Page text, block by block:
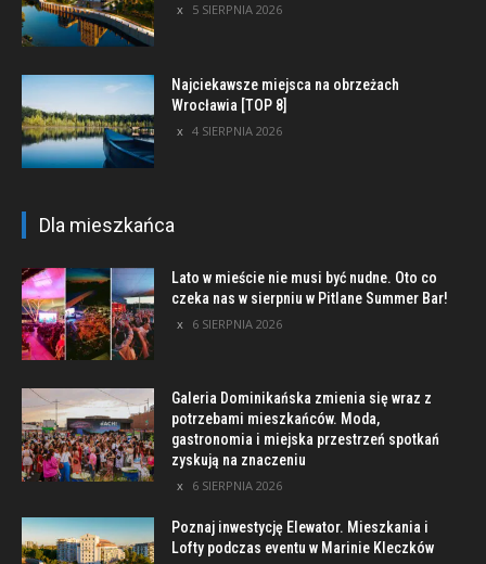
5 SIERPNIA 2026
Najciekawsze miejsca na obrzeżach
Wrocławia [TOP 8]
4 SIERPNIA 2026
Dla mieszkańca
Lato w mieście nie musi być nudne. Oto co
czeka nas w sierpniu w Pitlane Summer Bar!
6 SIERPNIA 2026
Galeria Dominikańska zmienia się wraz z
potrzebami mieszkańców. Moda,
gastronomia i miejska przestrzeń spotkań
zyskują na znaczeniu
6 SIERPNIA 2026
Poznaj inwestycję Elewator. Mieszkania i
Lofty podczas eventu w Marinie Kleczków